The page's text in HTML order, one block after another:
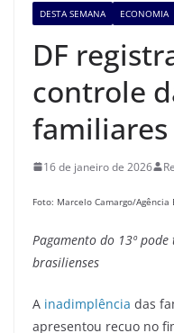
DESTA SEMANA ECONOMIA
DF
controle
familiares
16 de janeiro de 2026
Foto: Marcelo Camargo/Agência
Pagamento do 13º
brasilienses
A inadimplência das
apresentou recuo no